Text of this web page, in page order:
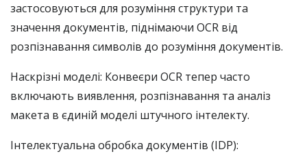
застосовуються для розуміння структури та
значення документів, піднімаючи OCR від
розпізнавання символів до розуміння документів.
Наскрізні моделі: Конвеєри OCR тепер часто
включають виявлення, розпізнавання та аналіз
макета в єдиній моделі штучного інтелекту.
Інтелектуальна обробка документів (IDP):